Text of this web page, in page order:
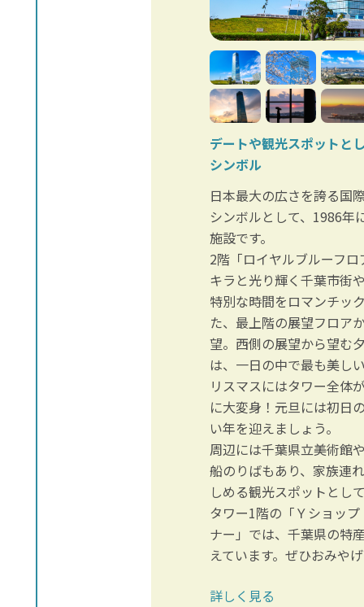
デートや観光スポットと
シンボル
日本最大の広さを誇る国
シンボルとして、1986年
施設です。
2階「ロイヤルブルーフ
キラと光り輝く千葉市街
特別な時間をロマンチッ
た、最上階の展望フロア
望。西側の展望から望む
は、一日の中で最も美し
リスマスにはタワー全体
に大変身！元旦には初日
い年を迎えましょう。
周辺には千葉県立美術館
船のりばもあり、家族連
しめる観光スポットとし
タワー1階の「Ｙショッ
ナー」では、千葉県の特
えています。ぜひおみや
詳しく見る